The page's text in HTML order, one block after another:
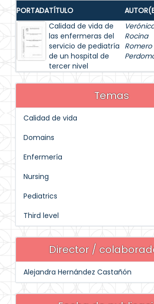
PORTADATÍTULO
Calidad de vida de
las enfermeras del
servicio de pediatría
de un hospital de
tercer nivel
Rocina
Romero
Temas
Calidad de vida
Domains
Enfermería
Nursing
Pediatrics
Third level
Director /
Alejandra Hernández Castañón